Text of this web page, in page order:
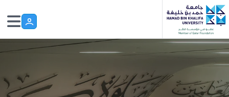
Skip to main content